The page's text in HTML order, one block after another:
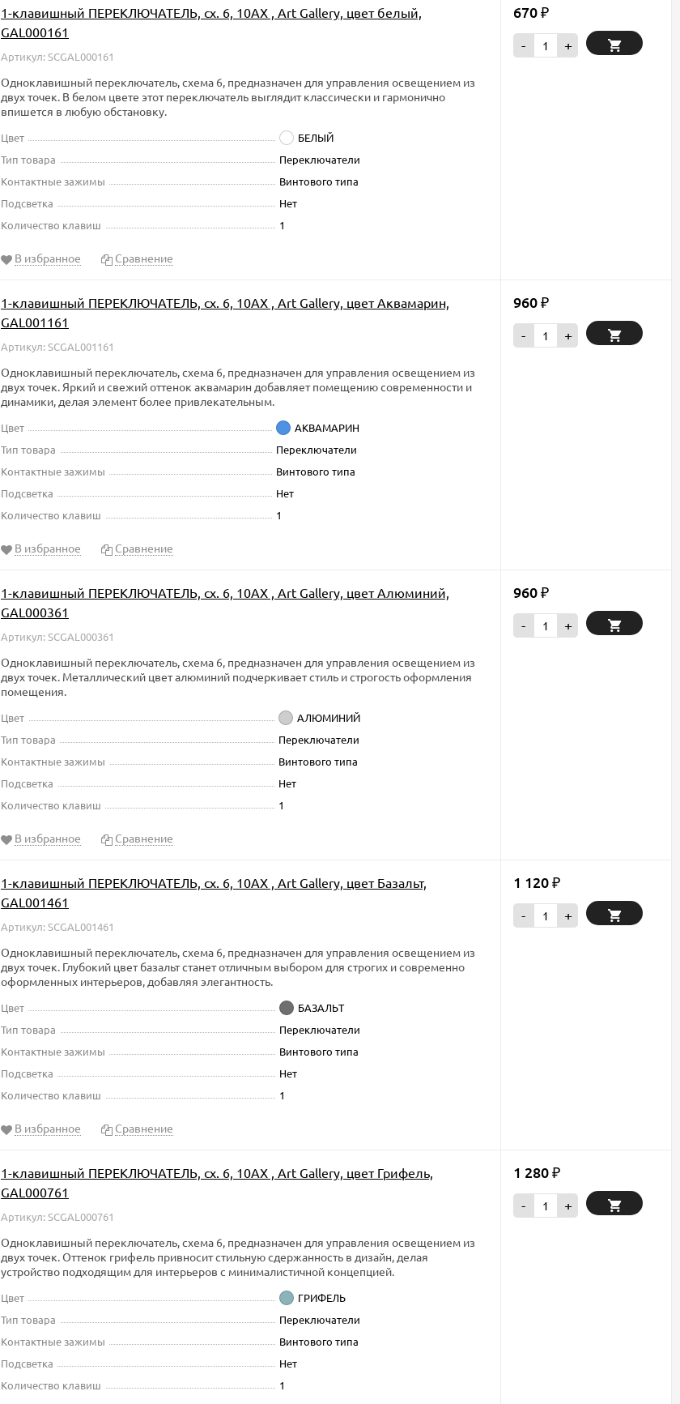
1-клавишный ПЕРЕКЛЮЧАТЕЛЬ, сх. 6, 10АХ , Art Gallery, цвет белый,
GAL000161
Артикул: SCGAL000161
Одноклавишный переключатель, схема 6, предназначен для управления освещением из
двух точек. В белом цвете этот переключатель выглядит классически и гармонично
впишется в любую обстановку.
Цвет
БЕЛЫЙ
Тип товара
Переключатели
Контактные зажимы
Винтового типа
Подсветка
Нет
Количество клавиш
1
670 ₽
- +
В избранное Сравнение
1-клавишный ПЕРЕКЛЮЧАТЕЛЬ, сх. 6, 10АХ , Art Gallery, цвет Аквамарин,
GAL001161
Артикул: SCGAL001161
Одноклавишный переключатель, схема 6, предназначен для управления освещением из
двух точек. Яркий и свежий оттенок аквамарин добавляет помещению современности и
динамики, делая элемент более привлекательным.
Цвет
АКВАМАРИН
Тип товара
Переключатели
Контактные зажимы
Винтового типа
Подсветка
Нет
Количество клавиш
1
960 ₽
- +
В избранное Сравнение
1-клавишный ПЕРЕКЛЮЧАТЕЛЬ, сх. 6, 10АХ , Art Gallery, цвет Алюминий,
GAL000361
Артикул: SCGAL000361
Одноклавишный переключатель, схема 6, предназначен для управления освещением из
двух точек. Металлический цвет алюминий подчеркивает стиль и строгость оформления
помещения.
Цвет
АЛЮМИНИЙ
Тип товара
Переключатели
Контактные зажимы
Винтового типа
Подсветка
Нет
Количество клавиш
1
960 ₽
- +
В избранное Сравнение
1-клавишный ПЕРЕКЛЮЧАТЕЛЬ, сх. 6, 10АХ , Art Gallery, цвет Базальт,
GAL001461
Артикул: SCGAL001461
Одноклавишный переключатель, схема 6, предназначен для управления освещением из
двух точек. Глубокий цвет базальт станет отличным выбором для строгих и современно
оформленных интерьеров, добавляя элегантность.
Цвет
БАЗАЛЬТ
Тип товара
Переключатели
Контактные зажимы
Винтового типа
Подсветка
Нет
Количество клавиш
1
1 120 ₽
- +
В избранное Сравнение
1-клавишный ПЕРЕКЛЮЧАТЕЛЬ, сх. 6, 10АХ , Art Gallery, цвет Грифель,
GAL000761
Артикул: SCGAL000761
Одноклавишный переключатель, схема 6, предназначен для управления освещением из
двух точек. Оттенок грифель привносит стильную сдержанность в дизайн, делая
устройство подходящим для интерьеров с минималистичной концепцией.
Цвет
ГРИФЕЛЬ
Тип товара
Переключатели
Контактные зажимы
Винтового типа
Подсветка
Нет
Количество клавиш
1
1 280 ₽
- +